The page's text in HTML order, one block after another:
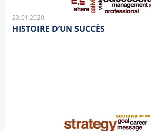
23.01.2020
HISTOIRE D’UN SUCCÈS